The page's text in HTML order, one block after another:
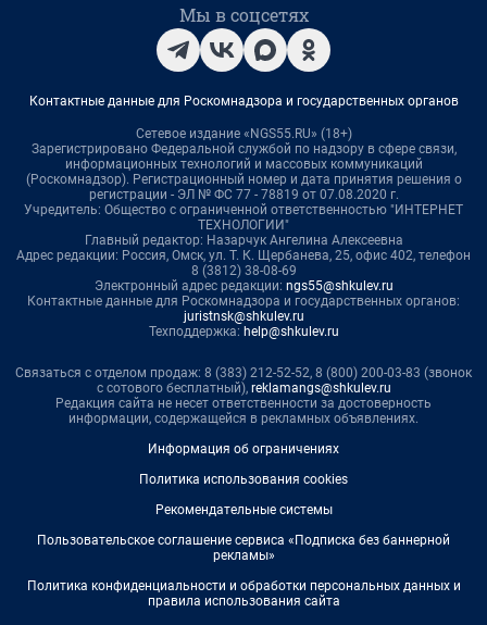
Мы в соцсетях
Контактные данные для Роскомнадзора и государственных органов
Сетевое издание «NGS55.RU» (18+)
Зарегистрировано Федеральной службой по надзору в сфере связи,
информационных технологий и массовых коммуникаций
(Роскомнадзор). Регистрационный номер и дата принятия решения о
регистрации - ЭЛ № ФС 77 - 78819 от 07.08.2020 г.
Учредитель: Общество с ограниченной ответственностью "ИНТЕРНЕТ
ТЕХНОЛОГИИ"
Главный редактор: Назарчук Ангелина Алексеевна
Адрес редакции: Россия, Омск, ул. Т. К. Щербанева, 25, офис 402, телефон
8 (3812) 38-08-69
Электронный адрес редакции: ngs55@shkulev.ru
Контактные данные для Роскомнадзора и государственных органов:
juristnsk@shkulev.ru
Техподдержка: help@shkulev.ru
Связаться с отделом продаж: 8 (383) 212-52-52, 8 (800) 200-03-83 (звонок
с сотового бесплатный), reklamangs@shkulev.ru
Редакция сайта не несет ответственности за достоверность
информации, содержащейся в рекламных объявлениях.
Информация об ограничениях
Политика использования cookies
Рекомендательные системы
Пользовательское соглашение сервиса «Подписка без баннерной
рекламы»
Политика конфиденциальности и обработки персональных данных и
правила использования сайта